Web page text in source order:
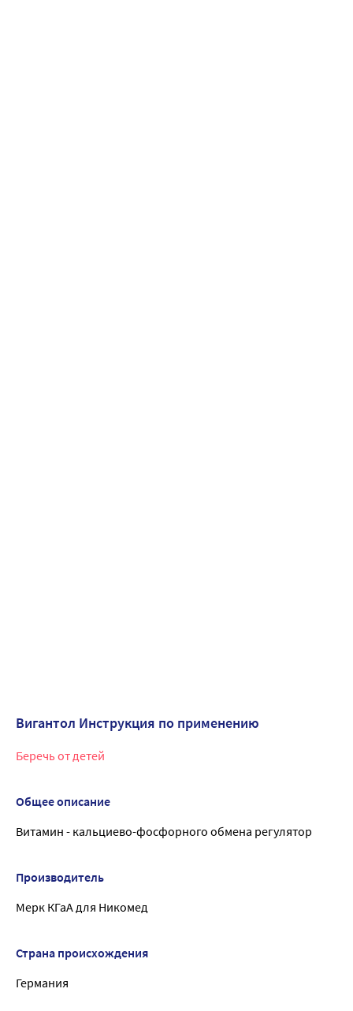
Вигантол Инструкция по применению
Беречь от детей
Общее описание
Витамин - кальциево-фосфорного обмена регулятор
Производитель
Мерк КГаА для Никомед
Страна происхождения
Германия